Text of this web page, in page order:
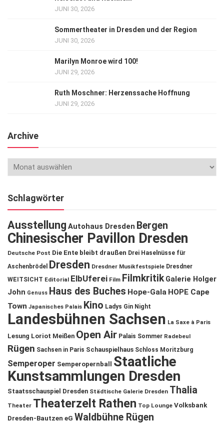
JUNI 30, 2026
Sommertheater in Dresden und der Region
JUNI 30, 2026
Marilyn Monroe wird 100!
JUNI 29, 2026
Ruth Moschner: Herzenssache Hoffnung
JUNI 29, 2026
Archive
Schlagwörter
Ausstellung Autohaus Dresden Bergen
Chinesischer Pavillon Dresden
Deutsche Post Die Ente bleibt draußen Drei Haselnüsse für
Aschenbrödel Dresden Dresdner Musikfestspiele Dresdner
WEITSICHT Editorial ElbUferei Film Filmkritik Galerie Holger
John Genuss Haus des Buches Hope-Gala HOPE Cape
Town Japanisches Palais Kino Ladys Gin Night
Landesbühnen Sachsen La Saxe à Paris
Lesung Loriot Meißen Open Air Palais Sommer Radebeul
Rügen Sachsen in Paris Schauspielhaus Schloss Moritzburg
Semperoper Semperopernball
Staatliche
Kunstsammlungen Dresden
Staatsschauspiel Dresden Städtische Galerie Dresden Thalia
Theater Theaterzelt Rathen Top Lounge Volksbank
Dresden-Bautzen eG Waldbühne Rügen